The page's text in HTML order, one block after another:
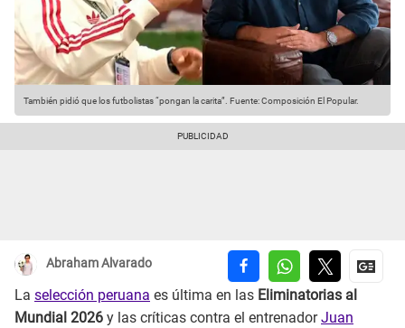
También pidió que los futbolistas “pongan la carita”. Fuente: Composición El Popular.
Abraham Alvarado
La selección peruana es última en las Eliminatorias al
Mundial 2026 y las críticas contra el entrenadorJuan